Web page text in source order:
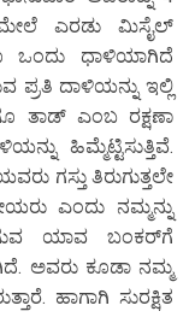
ಎರಡು ಮಿಸೈಲ್
ಒಂದು ಧಾಳಿಯಾಗಿದೆ
ಪ್ರತಿ ದಾಳಿಯನ್ನು ಇಲ್ಲಿ
ತಾಡ್ ಎಂಬ ರಕ್ಷಣಾ
ಹಿಮ್ಮೆಟ್ಟಿಸುತ್ತಿವೆ.
ಗಸ್ತು ತಿರುಗುತ್ತಲೇ
ಎಂದು ನಮ್ಮನ್ನು
ಯಾವ ಬಂಕರ್‌ಗೆ
ಅವರು ಕೂಡಾ ನಮ್ಮ
ಹಾಗಾಗಿ ಸುರಕ್ಷಿತ